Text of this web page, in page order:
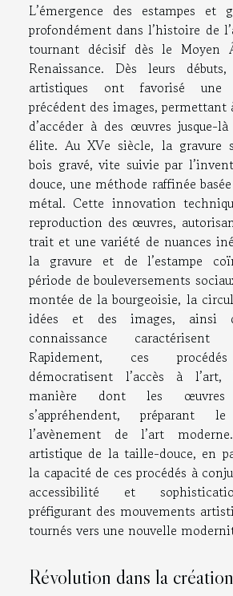
L’émergence des estampes et
profondément dans l’histoire de
tournant décisif dès le Moyen
Renaissance. Dès leurs
artistiques ont favorisé une
précédent des images, permettant
d’accéder à des œuvres jusque-
élite. Au XVe siècle, la gravure
bois gravé, vite suivie par
douce, une méthode raffinée
métal. Cette innovation
reproduction des œuvres,
trait et une variété de nuances
la gravure et de l’estampe
période de bouleversements
montée de la bourgeoisie, la
idées et des images, ainsi
connaissance
Rapidement, ces procédés
démocratisent l’accès à l’art,
manière dont les
s’appréhendent, préparant
l’avènement de l’art
artistique de la taille-douce, en
la capacité de ces procédés à
accessibilité et
préfigurant des mouvements
tournés vers une nouvelle
Révolution dans la